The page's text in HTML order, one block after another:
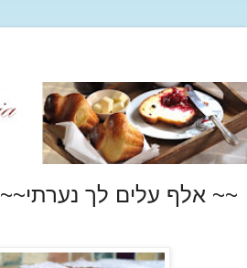
~~ אלף עלים לך נערתי~~